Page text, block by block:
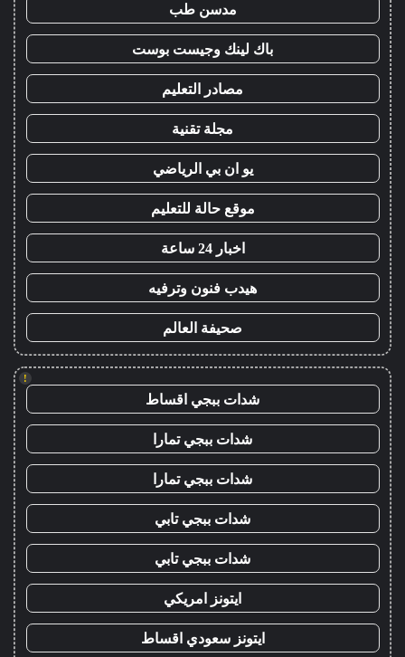
مدسن طب
باك لينك وجيست بوست
مصادر التعليم
مجلة تقنية
يو ان بي الرياضي
موقع حالة للتعليم
اخبار 24 ساعة
هيدب فنون وترفيه
صحيفة العالم
!
شدات ببجي اقساط
شدات ببجي تمارا
شدات ببجي تمارا
شدات ببجي تابي
شدات ببجي تابي
ايتونز امريكي
ايتونز سعودي اقساط